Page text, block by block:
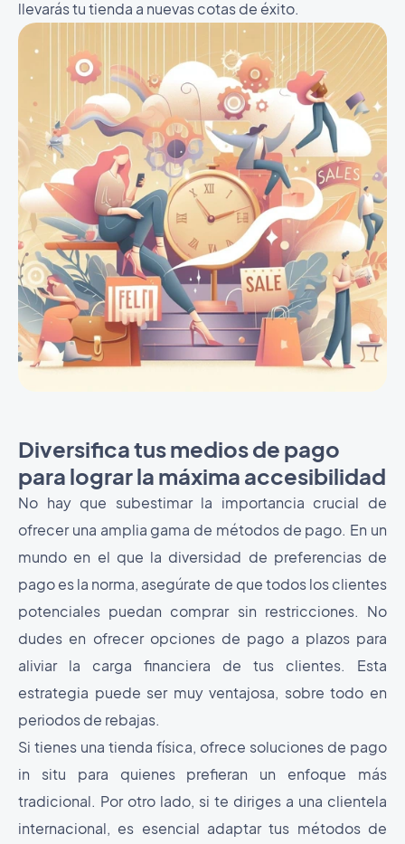
llevarás tu tienda a nuevas cotas de éxito.
Diversifica tus medios de pago
para lograr la máxima accesibilidad
No hay que subestimar la importancia crucial de
ofrecer una amplia gama de métodos de pago. En un
mundo en el que la diversidad de preferencias de
pago es la norma, asegúrate de que todos los clientes
potenciales puedan comprar sin restricciones. No
dudes en ofrecer opciones de pago a plazos para
aliviar la carga financiera de tus clientes. Esta
estrategia puede ser muy ventajosa, sobre todo en
periodos de rebajas.
Si tienes una tienda física, ofrece soluciones de pago
in situ para quienes prefieran un enfoque más
tradicional. Por otro lado, si te diriges a una clientela
internacional, es esencial adaptar tus métodos de